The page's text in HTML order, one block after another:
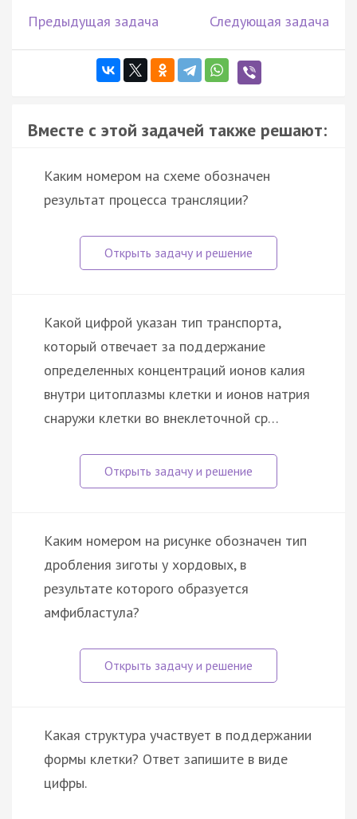
Предыдущая задача Следующая задача
Вместе с этой задачей также решают:
Каким номером на схеме обозначен
результат процесса трансляции?
Какой цифрой указан тип транспорта,
который отвечает за поддержание
определенных концентраций ионов калия
внутри цитоплазмы клетки и ионов натрия
снаружи клетки во внеклеточной ср…
Каким номером на рисунке обозначен тип
дробления зиготы у хордовых, в
результате которого образуется
амфибластула?
Какая структура участвует в поддержании
формы клетки? Ответ запишите в виде
цифры.